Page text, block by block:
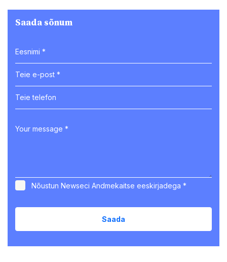
Saada sõnum
Nõustun Newseci Andmekaitse eeskirjadega *